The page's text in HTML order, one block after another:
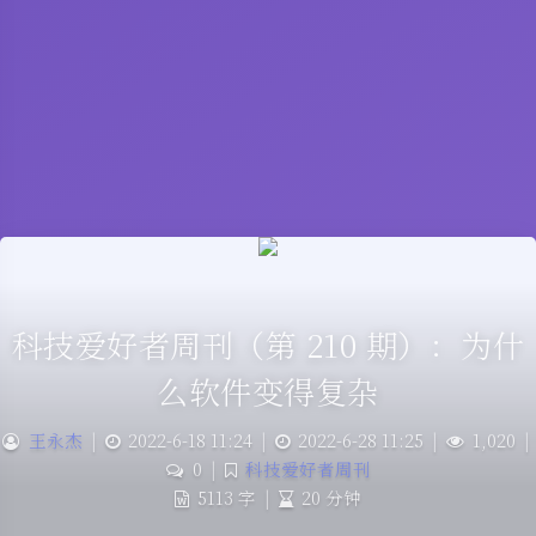
科技爱好者周刊（第 210 期）：为什
么软件变得复杂
王永杰 | 2022-6-18 11:24 | 2022-6-28 11:25 | 1,020 |
0 |
科技爱好者周刊
5113 字 | 20 分钟